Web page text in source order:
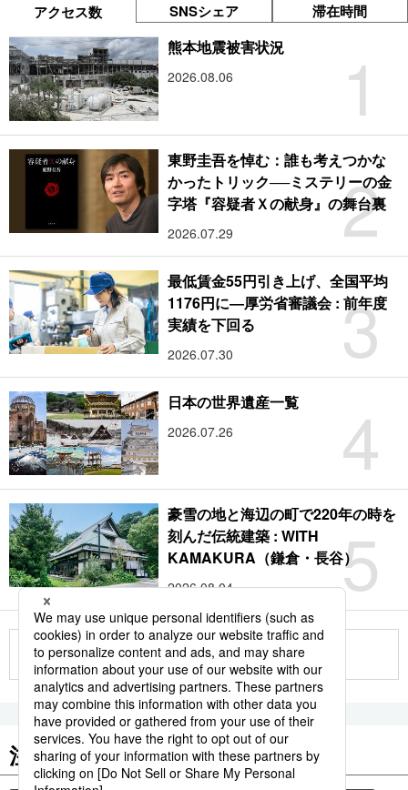
アクセス数 SNSシェア 滞在時間
1
熊本地震被害状況
2026.08.06
2
東野圭吾を悼む：誰も考えつかな
かったトリック──ミステリーの金
字塔『容疑者Ｘの献身』の舞台裏
2026.07.29
3
最低賃金55円引き上げ、全国平均
1176円に―厚労省審議会 : 前年度
実績を下回る
2026.07.30
4
日本の世界遺産一覧
2026.07.26
5
豪雪の地と海辺の町で220年の時を
刻んだ伝統建築 : WITH
KAMAKURA（鎌倉・長谷）
2026.08.04
もっと見る
注目のキーワード